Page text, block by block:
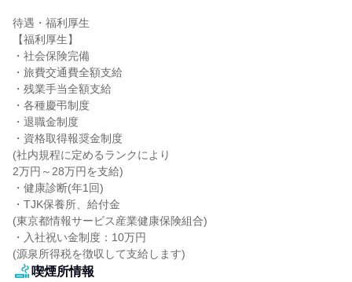
待遇・福利厚生
【福利厚生】
・社会保険完備
・旅費交通費全額支給
・残業手当全額支給
・各種慶弔制度
・退職金制度
・資格取得報奨金制度
(社内規程に定めるランクにより
2万円～28万円を支給)
・健康診断(年1回)
・TJK保養所、給付金
(東京都情報サービス産業健康保険組合)
・入社祝い金制度：10万円
(源泉所得税を徴収して支給します)
喫煙所情報